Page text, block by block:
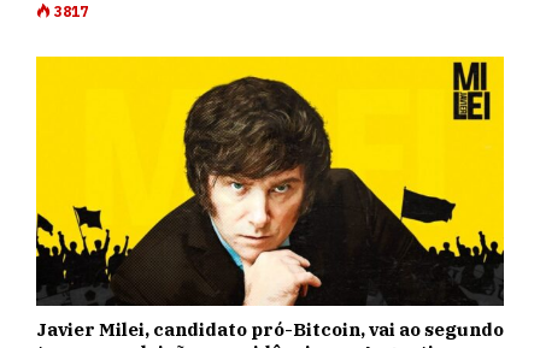
3817
Javier Milei, candidato pró-Bitcoin, vai ao segundo